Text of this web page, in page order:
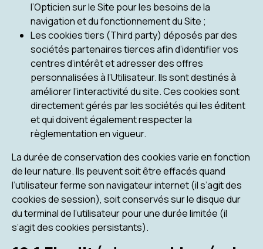
l’Opticien sur le Site pour les besoins de la
navigation et du fonctionnement du Site ;
Les cookies tiers (Third party) déposés par des
sociétés partenaires tierces afin d’identifier vos
centres d’intérêt et adresser des offres
personnalisées à l’Utilisateur. Ils sont destinés à
améliorer l’interactivité du site. Ces cookies sont
directement gérés par les sociétés qui les éditent
et qui doivent également respecter la
règlementation en vigueur.
La durée de conservation des cookies varie en fonction
de leur nature. Ils peuvent soit être effacés quand
l’utilisateur ferme son navigateur internet (il s’agit des
cookies de session), soit conservés sur le disque dur
du terminal de l’utilisateur pour une durée limitée (il
s’agit des cookies persistants).